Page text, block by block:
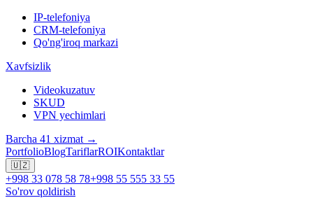
IP-telefoniya
CRM-telefoniya
Qo'ng'iroq markazi
Xavfsizlik
Videokuzatuv
SKUD
VPN yechimlari
Barcha 41 xizmat →
PortfolioBlogTariflarROIKontaktlar
🇺🇿
+998 33 078 58 78+998 55 555 33 55
So'rov qoldirish